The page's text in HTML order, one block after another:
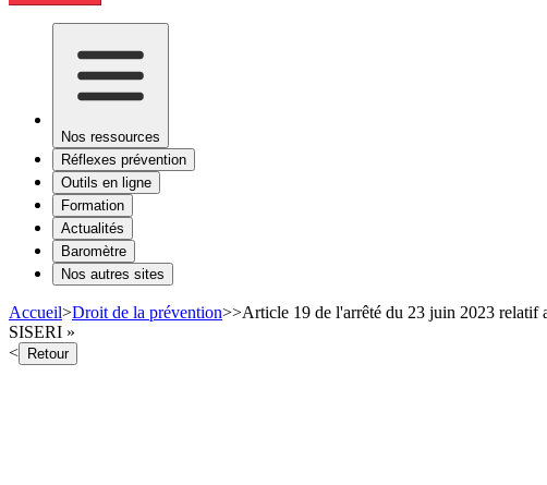
Nos ressources
Réflexes prévention
Outils en ligne
Formation
Actualités
Baromètre
Nos autres sites
Accueil>Droit de la prévention>>Article 19 de l'arrêté du 23 juin 2023 relatif
SISERI »
< Retour